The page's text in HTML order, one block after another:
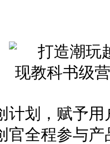
计划， 赋予用
官全程参与